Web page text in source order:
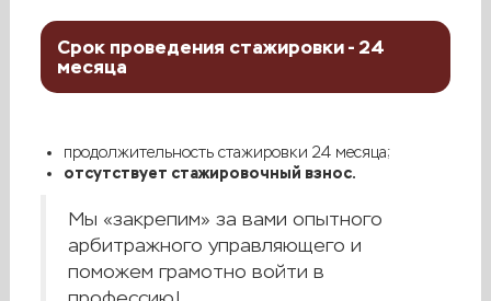
Срок проведения стажировки - 24
месяца
продолжительность стажировки 24 месяца;
отсутствует стажировочный взнос.
Мы «закрепим» за вами опытного
арбитражного управляющего и
поможем грамотно войти в